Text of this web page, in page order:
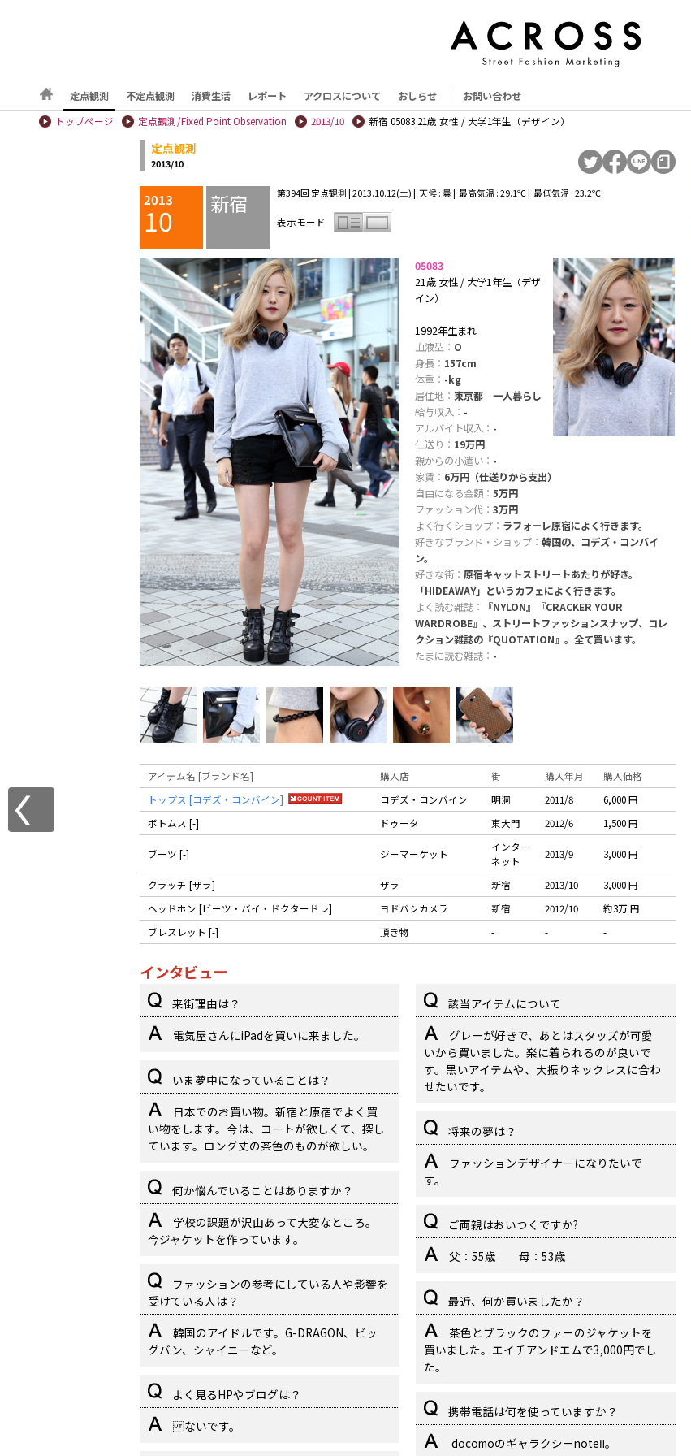
定点観測 不定点観測 消費生活 レポート アクロスについて おしらせ お問い合わせ
トップページ 定点観測/Fixed Point Observation 2013/10 新宿 05083 21歳 女性 / 大学1年生（デザイン）
定点観測
2013/10
2013
10 新宿 第394回 定点観測 | 2013.10.12(土) | 天候 : 曇 | 最高気温 : 29.1℃ | 最低気温 : 23.2℃
表示モード
05083
21歳 女性 / 大学1年生（デザ
イン）
1992年生まれ
血液型： O
身長： 157cm
体重： -kg
居住地： 東京都 一人暮らし
給与収入： -
アルバイト収入： -
仕送り： 19万円
親からの小遣い： -
家賃： 6万円（仕送りから支出）
自由になる金額： 5万円
ファッション代： 3万円
よく行くショップ： ラフォーレ原宿によく行きます。
好きなブランド・ショップ： 韓国の、コデズ・コンバイ
ン。
好きな街： 原宿キャットストリートあたりが好き。
「HIDEAWAY」というカフェによく行きます。
よく読む雑誌：
『NYLON』『CRACKER YOUR
WARDROBE』、ストリートファッションスナップ、コレ
クション雑誌の『QUOTATION』。全て買います。
たまに読む雑誌： -
アイテム名 [ブランド名] 購入店 街 購入年月
購入価格
トップス [コデズ・コンバイン]
コデズ・コンバイン 明洞 2011/8
6,000 円
ボトムス [-]
ドゥータ 東大門 2012/6 1,500 円
ブーツ [-] ジーマーケット
インター
ネット
2013/9 3,000 円
クラッチ [ザラ] ザラ 新宿 2013/10
3,000 円
ヘッドホン [ビーツ・バイ・ドクタードレ]
ヨドバシカメラ 新宿 2012/10
約3万 円
ブレスレット [-]
頂き物 - - -
インタビュー
来街理由は？
電気屋さんにiPadを買いに来ました。
いま夢中になっていることは？
日本でのお買い物。新宿と原宿でよく買
い物をします。今は、コートが欲しくて、探し
ています。ロング丈の茶色のものが欲しい。
何か悩んでいることはありますか？
学校の課題が沢山あって大変なところ。
今ジャケットを作っています。
ファッションの参考にしている人や影響を
受けている人は？
韓国のアイドルです。G-DRAGON、ビッ
グバン、シャイニーなど。
よく見るHPやブログは？
ないです。
該当アイテムについて
グレーが好きで、あとはスタッズが可愛
いから買いました。楽に着られるのが良いで
す。黒いアイテムや、大振りネックレスに合わ
せたいです。
将来の夢は？
ファッションデザイナーになりたいで
す。
ご両親はおいつくですか?
父：55歳 母：53歳
最近、何か買いましたか？
茶色とブラックのファーのジャケットを
買いました。エイチアンドエムで3,000円でし
た。
携帯電話は何を使っていますか？
docomoのギャラクシーnoteⅡ。